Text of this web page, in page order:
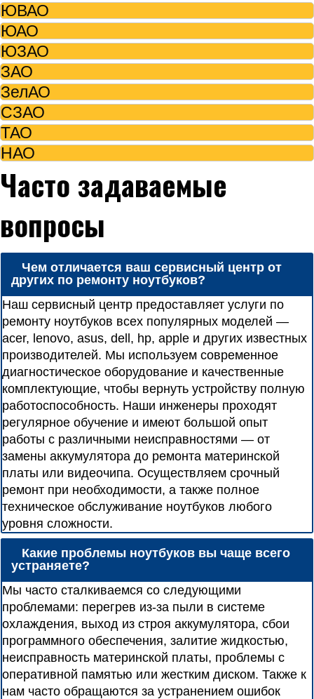
ЮВАО
ЮАО
ЮЗАО
ЗАО
ЗелАО
СЗАО
ТАО
НАО
Часто задаваемые
вопросы
Чем отличается ваш сервисный центр от
других по ремонту ноутбуков?
Наш сервисный центр предоставляет услуги по
ремонту ноутбуков всех популярных моделей —
acer, lenovo, asus, dell, hp, apple и других известных
производителей. Мы используем современное
диагностическое оборудование и качественные
комплектующие, чтобы вернуть устройству полную
работоспособность. Наши инженеры проходят
регулярное обучение и имеют большой опыт
работы с различными неисправностями — от
замены аккумулятора до ремонта материнской
платы или видеочипа. Осуществляем срочный
ремонт при необходимости, а также полное
техническое обслуживание ноутбуков любого
уровня сложности.
Какие проблемы ноутбуков вы чаще всего
устраняете?
Мы часто сталкиваемся со следующими
проблемами: перегрев из-за пыли в системе
охлаждения, выход из строя аккумулятора, сбои
программного обеспечения, залитие жидкостью,
неисправность материнской платы, проблемы с
оперативной памятью или жестким диском. Также к
нам часто обращаются за устранением ошибок